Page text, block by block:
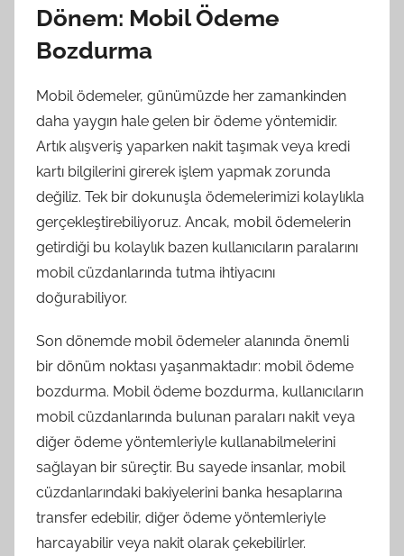
Dönem: Mobil Ödeme
Bozdurma
Mobil ödemeler, günümüzde her zamankinden
daha yaygın hale gelen bir ödeme yöntemidir.
Artık alışveriş yaparken nakit taşımak veya kredi
kartı bilgilerini girerek işlem yapmak zorunda
değiliz. Tek bir dokunuşla ödemelerimizi kolaylıkla
gerçekleştirebiliyoruz. Ancak, mobil ödemelerin
getirdiği bu kolaylık bazen kullanıcıların paralarını
mobil cüzdanlarında tutma ihtiyacını
doğurabiliyor.
Son dönemde mobil ödemeler alanında önemli
bir dönüm noktası yaşanmaktadır: mobil ödeme
bozdurma. Mobil ödeme bozdurma, kullanıcıların
mobil cüzdanlarında bulunan paraları nakit veya
diğer ödeme yöntemleriyle kullanabilmelerini
sağlayan bir süreçtir. Bu sayede insanlar, mobil
cüzdanlarındaki bakiyelerini banka hesaplarına
transfer edebilir, diğer ödeme yöntemleriyle
harcayabilir veya nakit olarak çekebilirler.